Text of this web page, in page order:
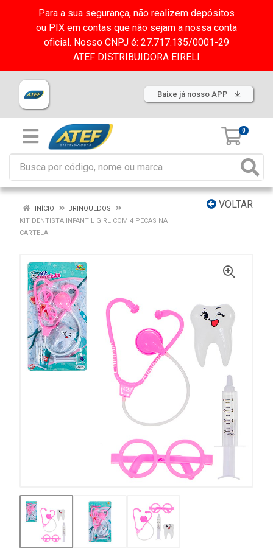
Para a sua segurança, não realizem depósitos
ou PIX em contas que não sejam a nossa conta
oficial. Nosso CNPJ é: 27.717.135/0001-29
ATEF DISTRIBUIDORA EIRELI
Baixe já nosso APP
0
VOLTAR
INÍCIO
BRINQUEDOS
KIT DENTISTA INFANTIL GIRL COM 4 PECAS NA
CARTELA